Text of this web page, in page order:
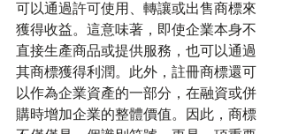
可以通過許可使用、轉讓或出售商標來
獲得收益。這意味著，即使企業本身不
直接生產商品或提供服務，也可以通過
其商標獲得利潤。此外，註冊商標還可
以作為企業資產的一部分，在融資或併
購時增加企業的整體價值。因此，商標